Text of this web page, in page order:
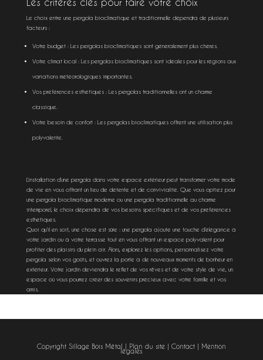
Les critères clés pour faire votre choix
Le choix entre une pergola bioclimatique et traditionnelle dépendra de plusieurs
facteurs :
Votre budget : Les pergolas bioclimatiques sont généralement plus chères.
Votre climat local : Les pergolas bioclimatiques sont idéales pour les régions aux
variations météorologiques importantes.
Vos préférences esthétiques : Les pergolas traditionnelles ont un charme
classique.
Votre besoin de confort : Les pergolas bioclimatiques offrent une utilisation plus
polyvalente.
L’installation d’une pergola dans votre espace extérieur peut transformer votre mode
de vie en vous offrant un lieu de détente et de convivialité. Que vous optiez pour
une pergola bioclimatique moderne ou une pergola traditionnelle au charme
intemporel, le choix dépendra de vos besoins spécifiques et de vos préférences
esthétiques.
Quoi qu’il en soit, une chose est sûre : une pergola ajoute une touche d’élégance à
votre jardin ou à votre terrasse tout en vous offrant un espace polyvalent pour
profiter des plaisirs du plein air. Alors, explorez les options, personnalisez votre
pergola selon vos goûts, et ouvrez la porte à de nouveaux moments de bonheur en
extérieur. Votre jardin deviendra le reflet de vos rêves et de votre style de vie, un
espace où vous pourrez créer des souvenirs précieux avec votre famille et vos
amis.
Copyright Sillage Bois Métal | Plan du site| Contact| Mention
légales